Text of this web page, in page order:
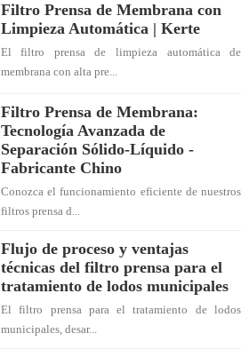
Filtro Prensa de Membrana con
Limpieza Automática | Kerte
El filtro prensa de limpieza automática de
membrana con alta pre...
Filtro Prensa de Membrana:
Tecnología Avanzada de
Separación Sólido-Líquido -
Fabricante Chino
Conozca el funcionamiento eficiente de nuestros
filtros prensa d...
Flujo de proceso y ventajas
técnicas del filtro prensa para el
tratamiento de lodos municipales
El filtro prensa para el tratamiento de lodos
municipales, desar...